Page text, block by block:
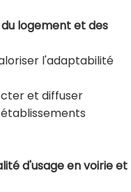
logement et des
l'adaptabilité
et diffuser
d'usage en voirie et